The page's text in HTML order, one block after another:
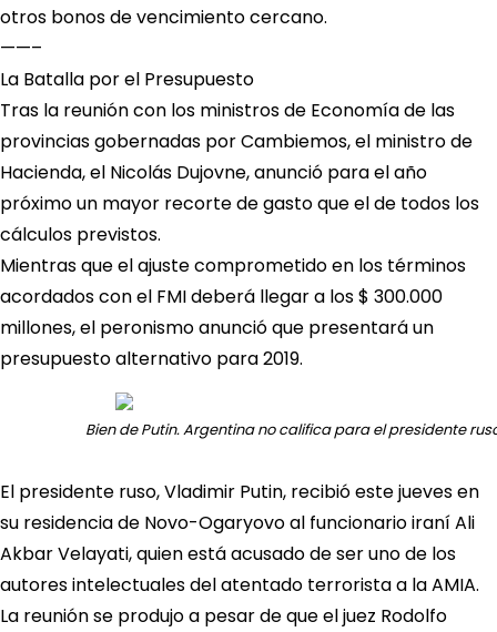
otros bonos de vencimiento cercano.
——–
La Batalla por el Presupuesto
Tras la reunión con los ministros de Economía de las
provincias gobernadas por Cambiemos, el ministro de
Hacienda, el Nicolás Dujovne, anunció para el año
próximo un mayor recorte de gasto que el de todos los
cálculos previstos.
Mientras que el ajuste comprometido en los términos
acordados con el FMI deberá llegar a los $ 300.000
millones, el peronismo anunció que presentará un
presupuesto alternativo para 2019.
Bien de Putin. Argentina no califica para el presidente
El presidente ruso, Vladimir Putin, recibió este jueves en
su residencia de Novo-Ogaryovo al funcionario iraní Ali
Akbar Velayati, quien está acusado de ser uno de los
autores intelectuales del atentado terrorista a la AMIA.
La reunión se produjo a pesar de que el juez Rodolfo